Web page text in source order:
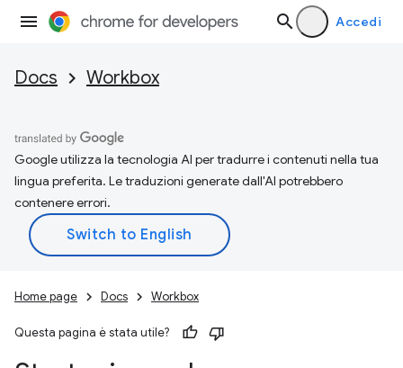
Accedi
Docs Workbox
Google utilizza la tecnologia AI per tradurre i contenuti nella tua
lingua preferita. Le traduzioni generate dall'AI potrebbero
contenere errori.
Home page Docs Workbox
Questa pagina è stata utile?